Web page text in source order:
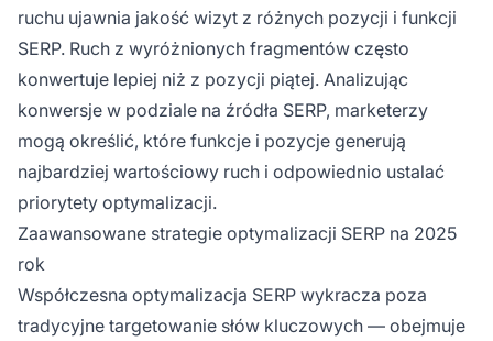
ruchu ujawnia jakość wizyt z różnych pozycji i funkcji
SERP. Ruch z wyróżnionych fragmentów często
konwertuje lepiej niż z pozycji piątej. Analizując
konwersje w podziale na źródła SERP, marketerzy
mogą określić, które funkcje i pozycje generują
najbardziej wartościowy ruch i odpowiednio ustalać
priorytety optymalizacji.
Zaawansowane strategie optymalizacji SERP na 2025
rok
Współczesna optymalizacja SERP wykracza poza
tradycyjne targetowanie słów kluczowych — obejmuje